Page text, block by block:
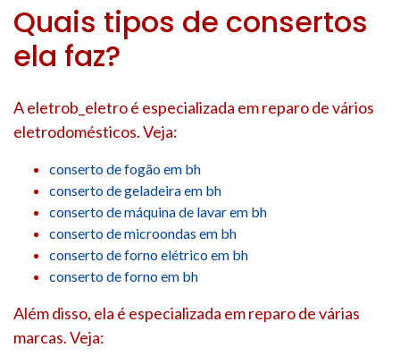
Quais tipos de consertos
ela faz?
A eletrob_eletro é especializada em reparo de vários
eletrodomésticos. Veja:
conserto de fogão em bh
conserto de geladeira em bh
conserto de máquina de lavar em bh
conserto de microondas em bh
conserto de forno elétrico em bh
conserto de forno em bh
Além disso, ela é especializada em reparo de várias
marcas. Veja: